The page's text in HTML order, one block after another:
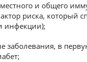
и общего
риска, который
инфекции);
заболевания, в